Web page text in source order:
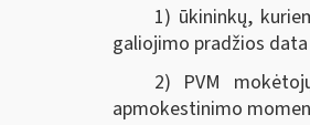
1) ūkininkų,
galiojimo pradžios
2) PVM
apmokestinimo